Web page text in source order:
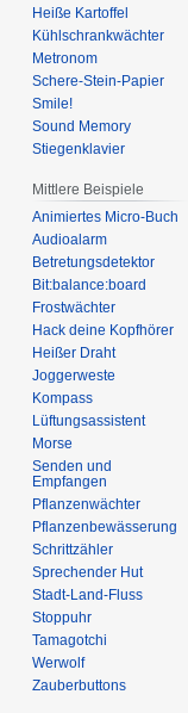
Heiße Kartoffel
Kühlschrankwächter
Metronom
Schere-Stein-Papier
Smile!
Sound Memory
Stiegenklavier
Mittlere Beispiele
Animiertes Micro-Buch
Audioalarm
Betretungsdetektor
Bit:balance:board
Frostwächter
Hack deine Kopfhörer
Heißer Draht
Joggerweste
Kompass
Lüftungsassistent
Morse
Senden und
Empfangen
Pflanzenwächter
Pflanzenbewässerung
Schrittzähler
Sprechender Hut
Stadt-Land-Fluss
Stoppuhr
Tamagotchi
Werwolf
Zauberbuttons